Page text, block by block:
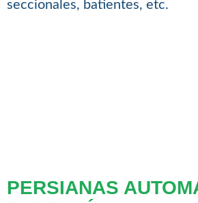
seccionales, batientes, etc.
PERSIANAS